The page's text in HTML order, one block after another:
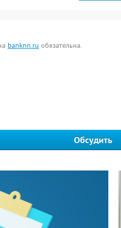
banknn.ru обязательна.
Обсудить